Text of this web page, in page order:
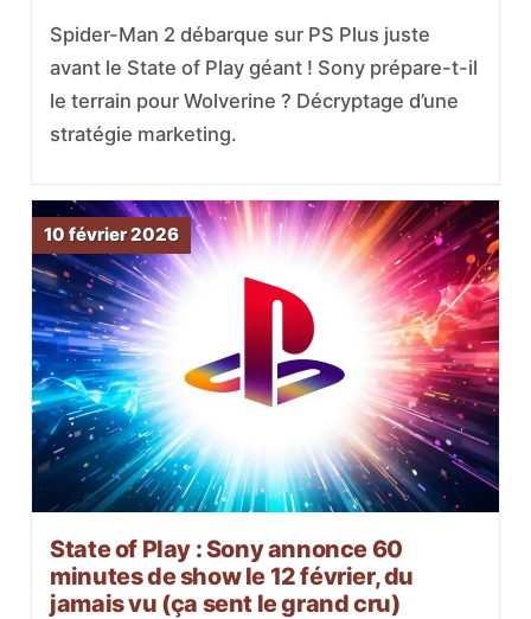
Spider-Man 2 débarque sur PS Plus juste
avant le State of Play géant ! Sony prépare-t-il
le terrain pour Wolverine ? Décryptage d’une
stratégie marketing.
10 février 2026
State of Play : Sony annonce 60
minutes de show le 12 février, du
jamais vu (ça sent le grand cru)